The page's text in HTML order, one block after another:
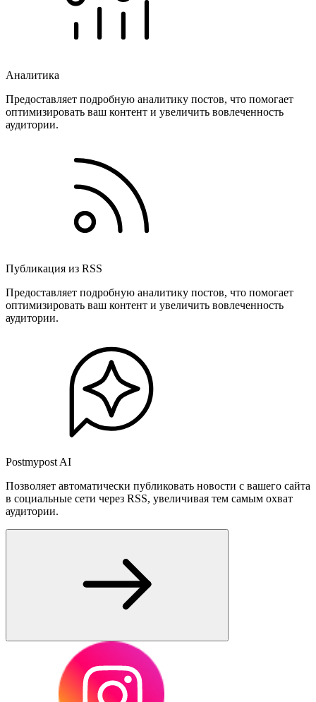
Аналитика
Предоставляет подробную аналитику постов, что помогает
оптимизировать ваш контент и увеличить вовлеченность
аудитории.
Публикация из RSS
Предоставляет подробную аналитику постов, что помогает
оптимизировать ваш контент и увеличить вовлеченность
аудитории.
Postmypost AI
Позволяет автоматически публиковать новости с вашего сайта
в социальные сети через RSS, увеличивая тем самым охват
аудитории.